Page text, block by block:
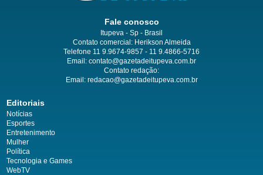
Fale conosco
Itupeva - Sp - Brasil
Contato comercial: Herikson Almeida
Telefone 11 9.9674-9857 - 11 9.4866-5716
Email: contato@gazetadeitupeva.com.br
Contato redação:
Email: redacao@gazetadeitupeva.com.br
Editoriais
Notícias
Esportes
Entretenimento
Mulher
Política
Tecnologia e Games
WebTV